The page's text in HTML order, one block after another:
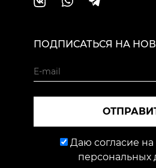
ПОДПИСАТЬСЯ НА
Даю согласие на
персональных